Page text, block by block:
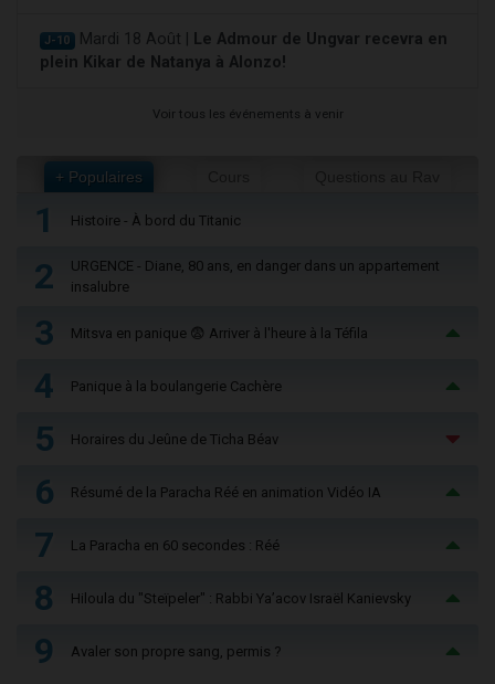
J-10 Mardi 18 Août |
Le Admour de Ungvar recevra en
plein Kikar de Natanya à Alonzo!
Voir tous les événements à venir
+ Populaires
1 Histoire - À bord du Titanic
2
URGENCE - Diane, 80 ans, en danger dans un appartement
insalubre
3 Mitsva en panique 😨 Arriver à l'heure à la Téfila
4 Panique à la boulangerie Cachère
5 Horaires du Jeûne de Ticha Béav
6 Résumé de la Paracha Réé en animation Vidéo IA
7 La Paracha en 60 secondes : Réé
8 Hiloula du "Steïpeler" : Rabbi Ya’acov Israël Kanievsky
9 Avaler son propre sang, permis ?